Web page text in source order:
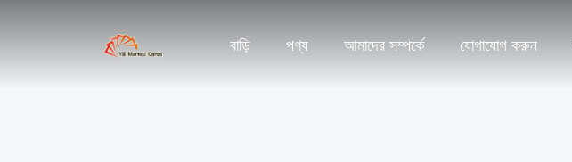
বাড়ি পণ্য আমাদের সম্পর্কে যোগাযোগ করুন